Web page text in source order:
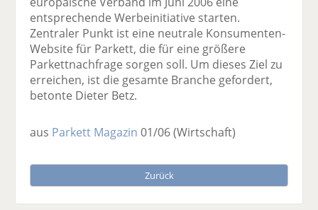
entsprechende Werbeinitiative starten.
Zentraler Punkt ist eine neutrale Konsumenten-
Website für Parkett, die für eine größere
Parkettnachfrage sorgen soll. Um dieses Ziel zu
erreichen, ist die gesamte Branche gefordert,
betonte Dieter Betz.
aus Parkett Magazin 01/06(Wirtschaft)
Zurück